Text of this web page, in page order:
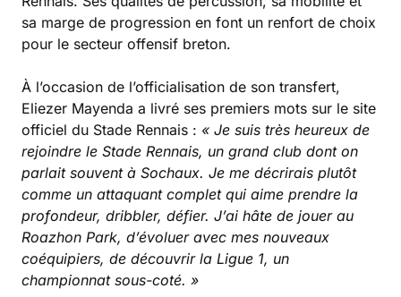
sa marge de progression en font un renfort de choix
pour le secteur offensif breton.
À l’occasion de l’officialisation de son transfert,
Eliezer Mayenda a livré ses premiers mots sur le site
officiel du Stade Rennais : « Je suis très heureux de
rejoindre le Stade Rennais, un grand club dont on
parlait souvent à Sochaux. Je me décrirais plutôt
comme un attaquant complet qui aime prendre la
profondeur, dribbler, défier. J’ai hâte de jouer au
Roazhon Park, d’évoluer avec mes nouveaux
coéquipiers, de découvrir la Ligue 1, un
championnat sous-coté. »